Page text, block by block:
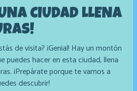
CIUDAD LLENA
de visita? ¡Genial! Hay un montón
puedes hacer en esta ciudad, llena
¡Prepárate porque te vamos a
descubrir!